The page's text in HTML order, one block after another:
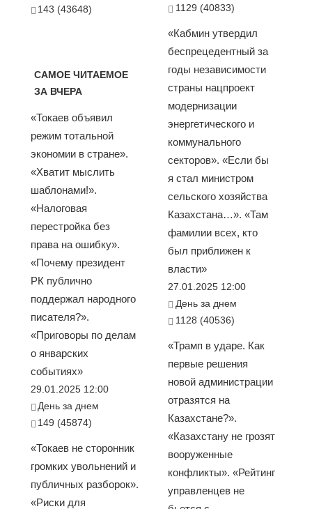
143 (43648)
САМОЕ ЧИТАЕМОЕ
ЗА ВЧЕРА
«Токаев объявил
режим тотальной
экономии в стране».
«Хватит мыслить
шаблонами!».
«Налоговая
перестройка без
права на ошибку».
«Почему президент
РК публично
поддержал народного
писателя?».
«Приговоры по делам
о январских
событиях»
29.01.2025 12:00
День за днем
149 (45874)
«Токаев не сторонник
громких увольнений и
публичных разборок».
«Риски для
1129 (40833)
«Кабмин утвердил
беспрецедентный за
годы независимости
страны нацпроект
модернизации
энергетического и
коммунального
секторов». «Если бы
я стал министром
сельского хозяйства
Казахстана…». «Там
фамилии всех, кто
был приближен к
власти»
27.01.2025 12:00
День за днем
1128 (40536)
«Трамп в ударе. Как
первые решения
новой администрации
отразятся на
Казахстане?».
«Казахстану не грозят
вооруженные
конфликты». «Рейтинг
управленцев не